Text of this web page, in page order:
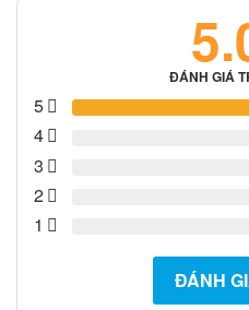
ĐÁNH GIÁ
5
4
3
2
1
ĐÁNH